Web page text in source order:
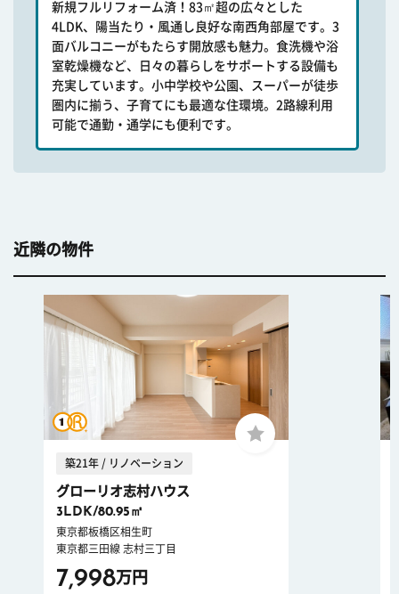
新規フルリフォーム済！83㎡超の広々とした
4LDK、陽当たり・風通し良好な南西角部屋です。3
面バルコニーがもたらす開放感も魅力。食洗機や浴
室乾燥機など、日々の暮らしをサポートする設備も
充実しています。小中学校や公園、スーパーが徒歩
圏内に揃う、子育てにも最適な住環境。2路線利用
可能で通勤・通学にも便利です。
近隣の物件
築21年 / リノベーション
グローリオ志村ハウス
3LDK/80.95㎡
東京都板橋区相生町
東京都三田線 志村三丁目
7,998万円